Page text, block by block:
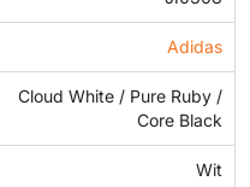
Adidas
Cloud White / Pure Ruby /
Core Black
Wit